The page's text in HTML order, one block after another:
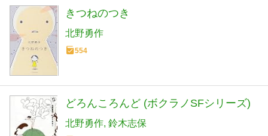
きつねのつき
北野勇作
554
どろんころんど (ボクラノSFシリーズ)
北野勇作 鈴木志保